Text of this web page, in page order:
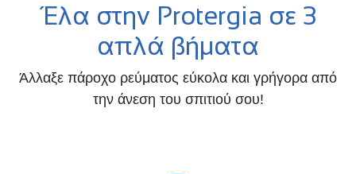
Έλα στην Protergia σε 3
απλά βήματα
Άλλαξε πάροχο ρεύματος εύκολα και γρήγορα από
την άνεση του σπιτιού σου!